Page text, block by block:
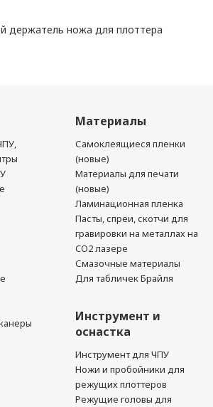
держатель ножа для плоттера
Материалы
Самоклеящиеся пленки
(новые)
Материалы для печати
(новые)
Ламинационная пленка
Пасты, спреи, скотчи для
гравировки на металлах на
CO2 лазере
Смазочные материалы
Для табличек Брайля
Инструмент и
оснастка
Инструмент для ЧПУ
Ножи и пробойники для
режущих плоттеров
Режущие головы для